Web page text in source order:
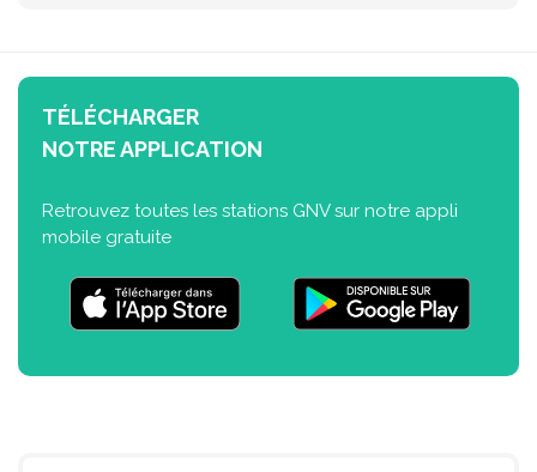
TÉLÉCHARGER
NOTRE APPLICATION
Retrouvez toutes les stations GNV sur notre appli
mobile gratuite